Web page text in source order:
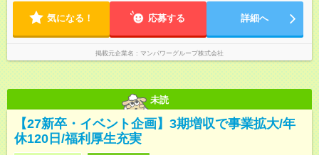
気になる！ 応募する 詳細へ
掲載元企業名 マンパワーグループ株式会社
未読
【27新卒・イベント企画】3期増収で事業拡大/年
休120日/福利厚生充実